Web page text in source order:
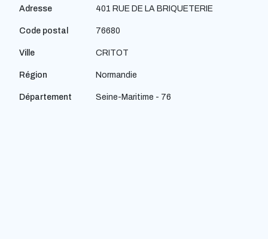
Adresse 401 RUE DE LA BRIQUETERIE
Code postal 76680
Ville CRITOT
Région Normandie
Département Seine-Maritime - 76